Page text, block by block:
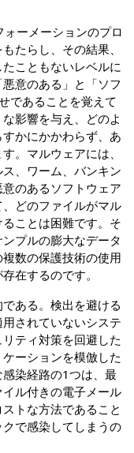
ーメーションのプロ
たらし、その結果、
こともないレベルに
意のある」と「ソフ
であることを覚えて
影響を与え、どのよ
かにかかわらず、あ
。マルウェアには、
、ワーム、バンキン
のあるソフトウェア
どのファイルがマル
ことは困難です。そ
プルの膨大なデータ
数の保護技術の使用
在するのです。
ある。検出を避ける
されていないシステ
ティ対策を回避した
ーションを模倣した
染経路の1つは、最
ル付きの電子メール
トな方法であること
で感染してしまうの